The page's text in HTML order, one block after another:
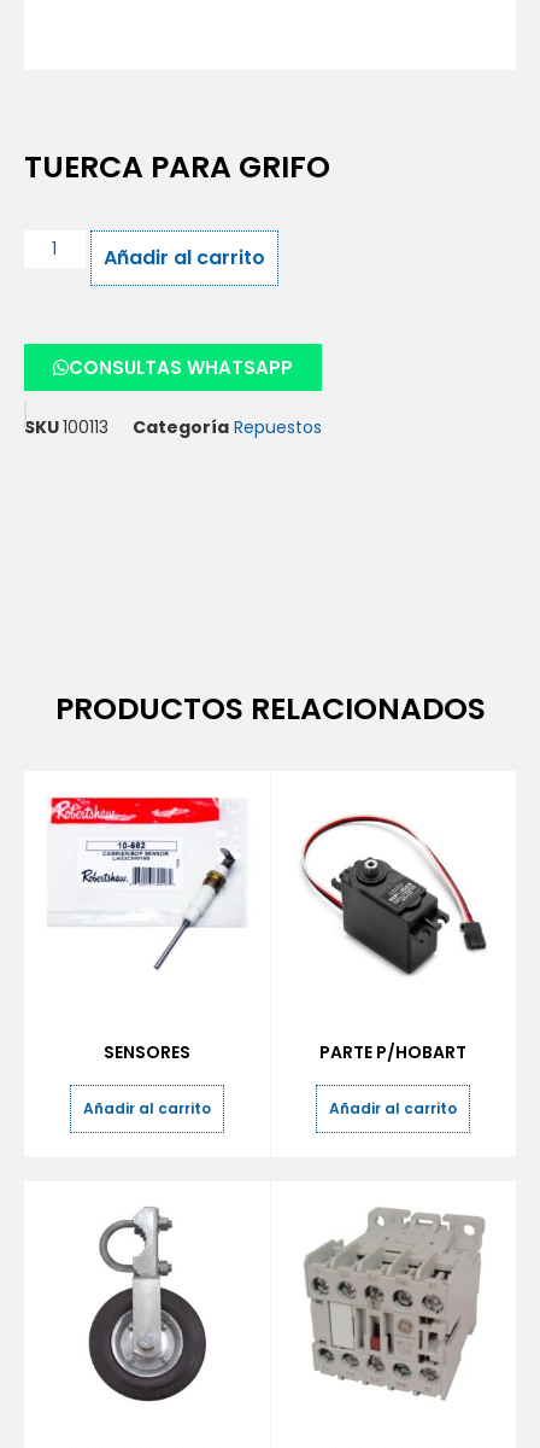
TUERCA PARA GRIFO
Añadir al carrito
CONSULTAS WHATSAPP
SKU100113 Categoría Repuestos
PRODUCTOS RELACIONADOS
SENSORES
Añadir al carrito
PARTE P/HOBART
Añadir al carrito